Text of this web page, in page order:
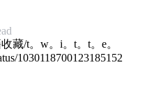
藏/t。w。i。t。t。e。
1030118700123185152